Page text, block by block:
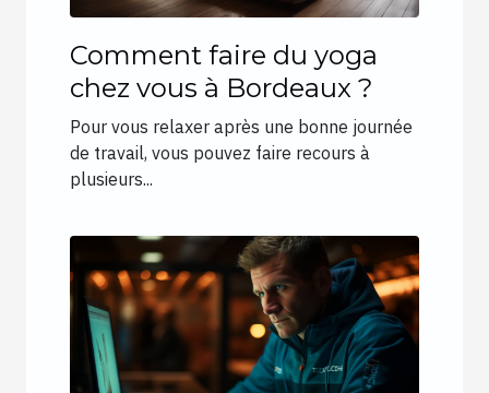
Comment faire du yoga
chez vous à Bordeaux ?
Pour vous relaxer après une bonne journée
de travail, vous pouvez faire recours à
plusieurs...